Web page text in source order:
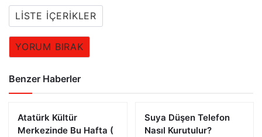
LISTE İÇERIKLER
YORUM BIRAK
Benzer Haberler
Atatürk Kültür
Merkezinde Bu Hafta (
Suya Düşen Telefon
Nasıl Kurutulur?